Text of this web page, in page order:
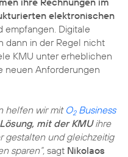
elektronischen
empfangen. Digitale
dann in der Regel nicht
KMU unter erheblichen
neuen Anforderungen
helfen wir mit O2Business
mit der KMUihre
gestalten und gleichzeitig
sparen“, sagt Nikolaos